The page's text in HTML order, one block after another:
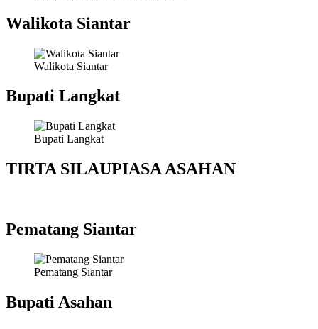
Walikota Siantar
Walikota Siantar
Bupati Langkat
Bupati Langkat
TIRTA SILAUPIASA ASAHAN
Pematang Siantar
Pematang Siantar
Bupati Asahan